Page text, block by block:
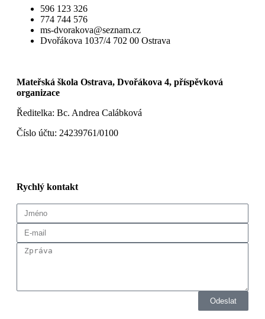
596 123 326
774 744 576
ms-dvorakova@seznam.cz
Dvořákova 1037/4 702 00 Ostrava
Mateřská škola Ostrava, Dvořákova 4, příspěvková
organizace
Ředitelka: Bc. Andrea Calábková
Číslo účtu: 24239761/0100
Rychlý kontakt
Odeslat